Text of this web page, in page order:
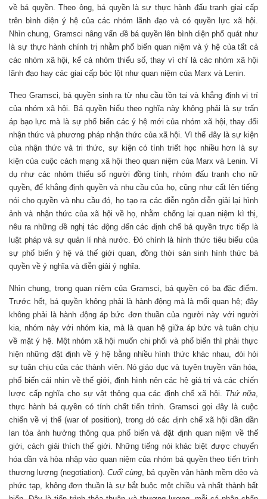
về bá quyền. Theo ông, bá quyền là sự thực hành đấu tranh giai cấp
trên bình diện ý hệ của các nhóm lãnh đạo và có quyền lực xã hội.
Nhìn chung, Gramsci nâng vấn đề bá quyền lên bình diện phổ quát như
là sự thực hành chính trị nhằm phổ biến quan niệm và ý hệ của tất cả
các nhóm xã hội, kể cả nhóm thiểu số, thay vì chỉ là các nhóm xã hội
lãnh đạo hay các giai cấp bóc lột như quan niệm của Marx và Lenin.
Theo Gramsci, bá quyền sinh ra từ nhu cầu tồn tại và khẳng định vị trí
của nhóm xã hội. Bá quyền hiểu theo nghĩa này không phải là sự trấn
áp bạo lực mà là sự phổ biến các ý hệ mới của nhóm xã hội, thay đổi
nhận thức và phương pháp nhận thức của xã hội. Vì thế đây là sự kiện
của nhận thức và tri thức, sự kiện có tính triết học nhiều hơn là sự
kiện của cuộc cách mạng xã hội theo quan niệm của Marx và Lenin. Ví
dụ như các nhóm thiểu số người đồng tính, nhóm đấu tranh cho nữ
quyền, để khẳng định quyền và nhu cầu của họ, cũng như cất lên tiếng
nói cho quyền và nhu cầu đó, họ tạo ra các diễn ngôn diễn giải lại hình
ảnh và nhận thức của xã hội về họ, nhằm chống lại quan niệm kì thị,
nêu ra những đề nghị tác động đến các định chế bá quyền trực tiếp là
luật pháp và sự quản lí nhà nước. Đó chính là hình thức tiêu biểu của
sự phổ biến ý hệ và thế giới quan, đồng thời sản sinh hình thức bá
quyền về ý nghĩa và diễn giải ý nghĩa.
Nhìn chung, trong quan niệm của Gramsci, bá quyền có ba đặc điểm.
Trước hết, bá quyền không phải là hành động mà là mối quan hệ; đây
không phải là hành động áp bức đơn thuần của người này với người
kia, nhóm này với nhóm kia, mà là quan hệ giữa áp bức và tuân chịu
về mặt ý hệ. Một nhóm xã hội muốn chi phối và phổ biến thì phải thực
hiện những đặt định về ý hệ bằng nhiều hình thức khác nhau, đòi hỏi
sự tuân chịu của các thành viên. Nó giáo dục và tuyên truyền văn hóa,
phổ biến cái nhìn về thế giới, định hình nên các hệ giá trị và các chiến
lược cấp nghĩa cho sự vật thông qua các định chế xã hội. Thứ nữa,
thực hành bá quyền có tính chất tiến trình. Gramsci gọi đây là cuộc
chiến về vị thế (war of position), trong đó các định chế xã hội dần dần
lan tỏa ảnh hưởng thông qua phổ biến và đặt định quan niệm về thế
giới, cách giải thích thế giới. Những tiếng nói khác biệt được chuyển
hóa dần và hòa nhập vào quan niệm của nhóm bá quyền theo tiến trình
thương lượng (negotiation).Cuối cùng, bá quyền vận hành mềm dẻo và
phức tạp, không đơn thuần là sự bắt buộc một chiều và nhất thành bất